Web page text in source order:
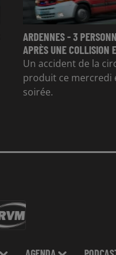
ARDENNES - 3
APRÈS UNE COLLISION
Un accident de la
produit ce mercredi
soirée.